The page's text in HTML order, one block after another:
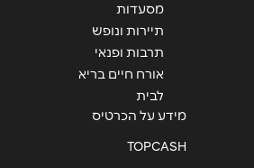
מסעדות
תיירות ונופש
תרבות ופנאי
אורח חיים בריא
לבית
מידע על הכרטיס
TOPCASH